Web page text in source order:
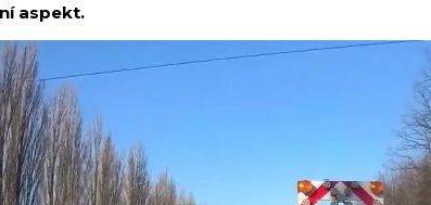
aspekt.